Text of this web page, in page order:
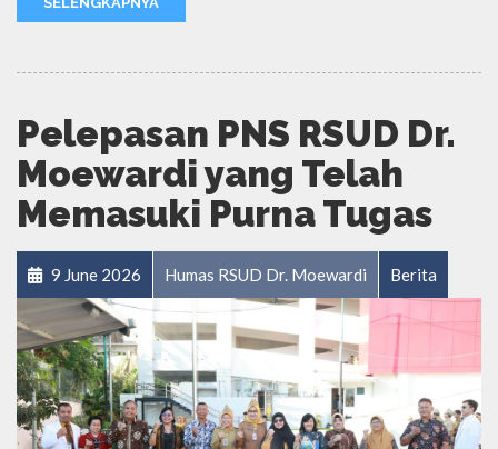
Pelepasan PNS RSUD Dr.
Moewardi yang Telah
Memasuki Purna Tugas
9 June 2026 Humas RSUD Dr. Moewardi Berita